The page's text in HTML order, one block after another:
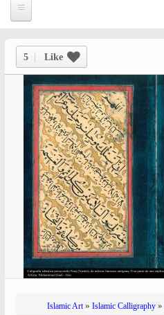
5 Like
Islamic Art» Islamic Calligraphy »